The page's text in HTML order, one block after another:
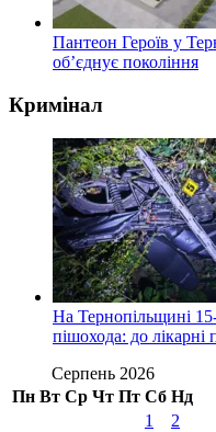
Пантеон Героїв у
об’єднує покоління
Кримінал
На Тернопільщині
пішохода: до
Серпень 2026
Пн Вт Ср Чт Пт Сб Нд
1
2